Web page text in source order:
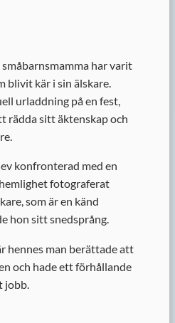
har varit
blivit kär i sin älskare.
urladdning på en fest,
rädda sitt äktenskap och
konfronterad med en
fotograferat
som är en känd
hon sitt snedsprång.
hennes man berättade att
och hade ett förhållande
jobb.